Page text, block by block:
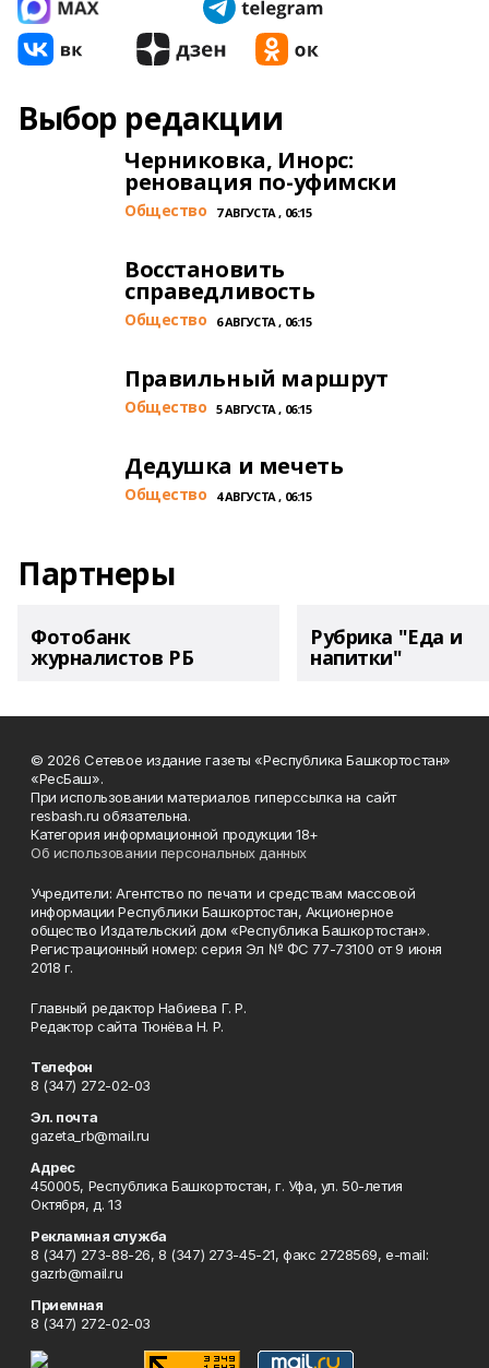
Выбор редакции
Черниковка, Инорс:
реновация по-уфимски
Общество 7 АВГУСТА , 06:15
Восстановить
справедливость
Общество 6 АВГУСТА , 06:15
Правильный маршрут
Общество 5 АВГУСТА , 06:15
Дедушка и мечеть
Общество 4 АВГУСТА , 06:15
Партнеры
Фотобанк
журналистов РБ
Рубрика "Еда и
напитки"
© 2026 Сетевое издание газеты «Республика Башкортостан»
«РесБаш».
При использовании материалов гиперссылка на сайт
resbash.ru обязательна.
Категория информационной продукции 18+
Об использовании персональных данных
Учредители: Агентство по печати и средствам массовой
информации Республики Башкортостан, Акционерное
общество Издательский дом «Республика Башкортостан».
Регистрационный номер: серия Эл № ФС 77-73100 от 9 июня
2018 г.
Главный редактор Набиева Г. Р.
Редактор сайта Тюнёва Н. Р.
Телефон
8 (347) 272-02-03
Эл. почта
gazeta_rb@mail.ru
Адрес
450005, Республика Башкортостан, г. Уфа, ул. 50-летия
Октября, д. 13
Рекламная служба
8 (347) 273-88-26, 8 (347) 273-45-21, факс 2728569, e-mail:
gazrb@mail.ru
Приемная
8 (347) 272-02-03